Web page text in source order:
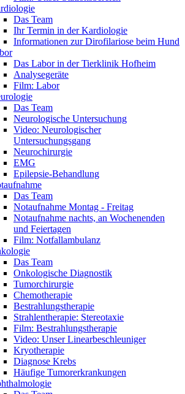
Das Team
Ihr Termin in der Kardiologie
Informationen zur Dirofilariose beim Hund
Das Labor in der Tierklinik Hofheim
Analysegeräte
Film: Labor
Das Team
Neurologische Untersuchung
Video: Neurologischer
Untersuchungsgang
Neurochirurgie
EMG
Epilepsie-Behandlung
Das Team
Notaufnahme Montag - Freitag
Notaufnahme nachts, an Wochenenden
und Feiertagen
Film: Notfallambulanz
Das Team
Onkologische Diagnostik
Tumorchirurgie
Chemotherapie
Bestrahlungstherapie
Strahlentherapie: Stereotaxie
Film: Bestrahlungstherapie
Video: Unser Linearbeschleuniger
Kryotherapie
Diagnose Krebs
Häufige Tumorerkrankungen